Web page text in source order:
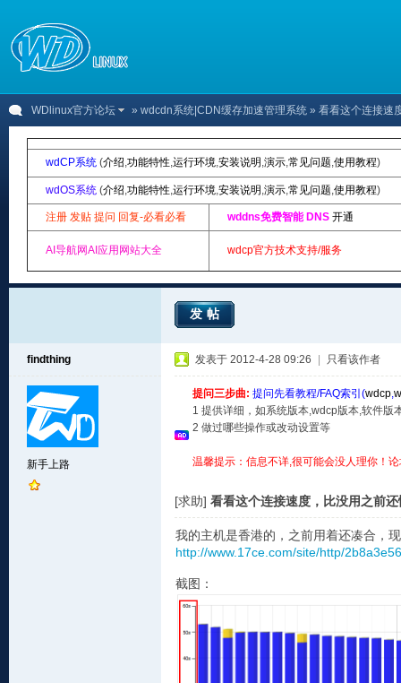
WDlinux官方论坛 » wdcdn系统|CDN缓存加速管理系统 » 看看这个连接速
wdCP系统 (介绍,功能特性,运行环境,安装说明 ,演示,常见问题,使用教程)
wdOS系统 (介绍,功能特性,运行环境,安装说明 ,演示,常见问题,使用教程)
注册 发贴 提问 回复-必看必看 wddns免费智能 DNS 开通
AI导航网AI应用网站大全 wdcp官方技术支持/服务
发帖
findthing
新手上路
发表于 2012-4-28 09:26 只看该作者
提问三步曲: 提问先看教程/FAQ索引(wdcp,
1 提供详细，如系统版本,wdcp版本,软件版
2 做过哪些操作或改动设置等
温馨提示：信息不详,很可能会没人理你！
[求助] 看看这个连接速度，比没用之前还
我的主机是香港的，之前用着还凑合，
http://www.17ce.com/site/http/
截图：